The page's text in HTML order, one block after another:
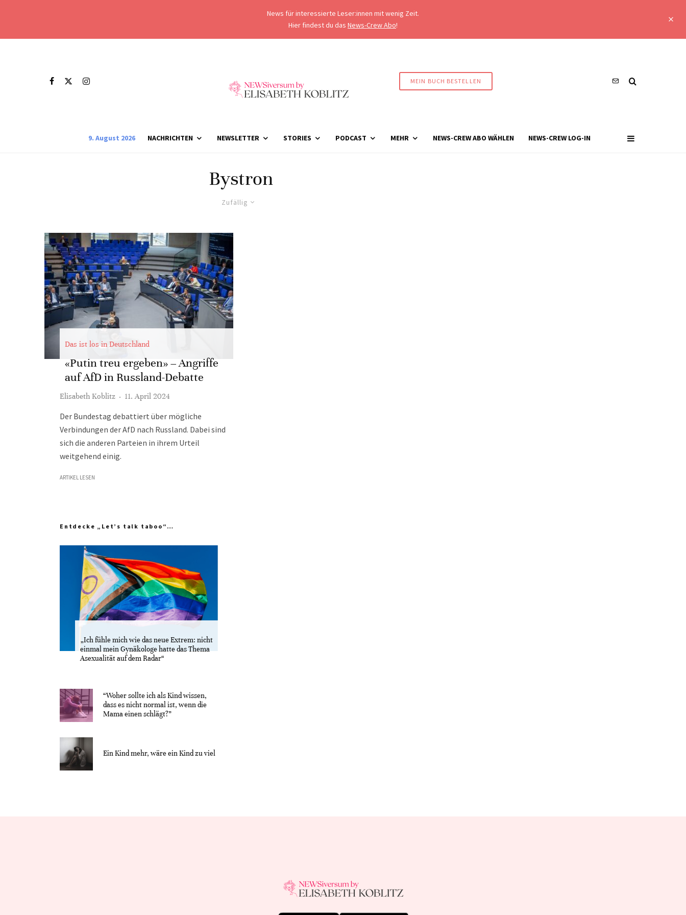
News für interessierte Leser:innen mit wenig Zeit.
Hier findest du das News-Crew Abo!
MEIN BUCH BESTELLEN
9. August 2026 NACHRICHTEN NEWSLETTER STORIES PODCAST MEHR NEWS-CREW ABO WÄHLEN NEWS-CREW LOG-IN
Bystron
Zufällig
Das ist los in Deutschland
«Putin treu ergeben» – Angriffe
auf AfD in Russland-Debatte
Elisabeth Koblitz · 11. April 2024
Der Bundestag debattiert über mögliche
Verbindungen der AfD nach Russland. Dabei sind
sich die anderen Parteien in ihrem Urteil
weitgehend einig.
ARTIKEL LESEN
Entdecke „Let’s talk taboo“…
„Ich fühle mich wie das neue Extrem: nicht
einmal mein Gynäkologe hatte das Thema
Asexualität auf dem Radar“
“Woher sollte ich als Kind wissen,
dass es nicht normal ist, wenn die
Mama einen schlägt?”
Ein Kind mehr, wäre ein Kind zu viel